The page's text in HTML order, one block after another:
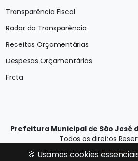
Transparência Fiscal
Radar da Transparência
Receitas Orçamentárias
Despesas Orçamentárias
Frota
Prefeitura Municipal de São José
Todos os direitos
Desenvolvido porE-Ticons|
🍪 Usamos cookies